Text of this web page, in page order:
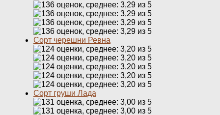
Сорт черешни Ревна
Сорт груши Лада